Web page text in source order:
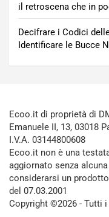
il retroscena che in
Decifrare i Codici
Identificare le Bucce
Ecoo.it di proprietà di
Emanuele II, 13, 03018
I.V.A. 03144800608
Ecoo.it non è una
aggiornato senza
considerarsi un
del 07.03.2001
Copyright ©2026 - Tutti